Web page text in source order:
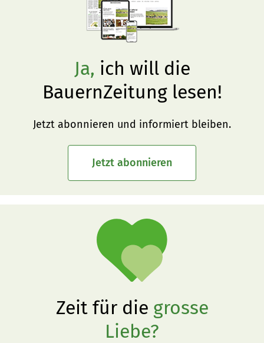
Ja, ich will die
BauernZeitung lesen!
Jetzt abonnieren und informiert bleiben.
Jetzt abonnieren
Zeit für die grosse
Liebe?